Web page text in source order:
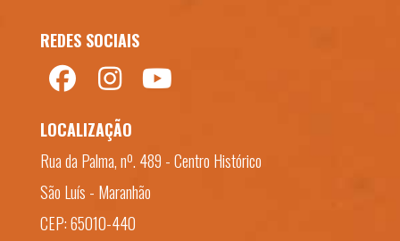
REDES SOCIAIS
LOCALIZAÇÃO
Rua da Palma, nº. 489 - Centro Histórico
São Luís - Maranhão
CEP: 65010-440